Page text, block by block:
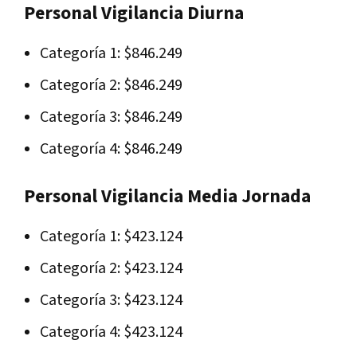
Personal Vigilancia Diurna
Categoría 1: $846.249
Categoría 2: $846.249
Categoría 3: $846.249
Categoría 4: $846.249
Personal Vigilancia Media Jornada
Categoría 1: $423.124
Categoría 2: $423.124
Categoría 3: $423.124
Categoría 4: $423.124